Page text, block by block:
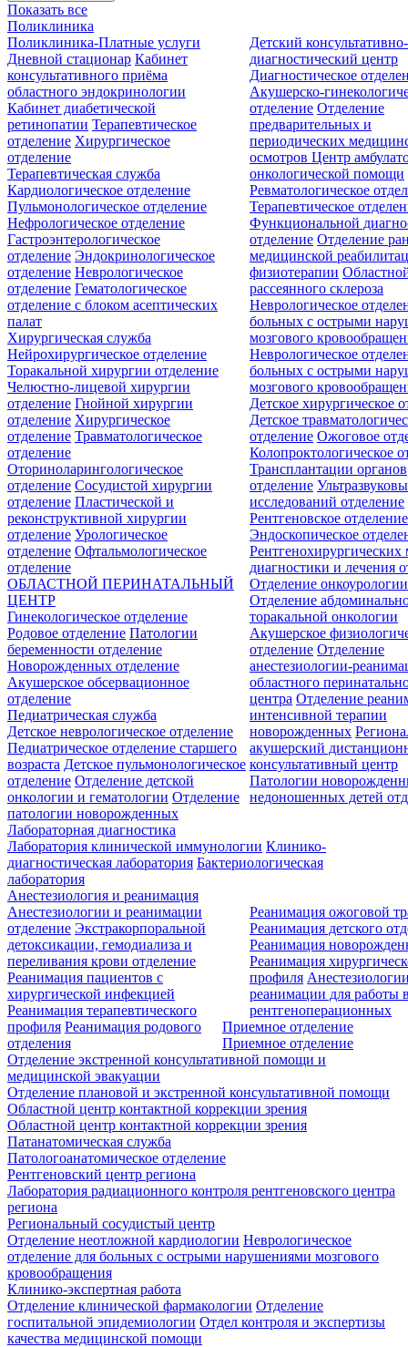
Показать все
Поликлиника
Поликлиника-Платные услуги
Дневной стационар Кабинет
консультативного приёма
областного эндокринологии
Кабинет диабетической
ретинопатии Терапевтическое
отделение Хирургическое
отделение
Детский консультативно-
диагностический центр
Диагностическое
Акушерско-
отделение Отделение
предварительных и
периодических
осмотровЦентр
онкологической помощи
Терапевтическая служба
Кардиологическое отделение
Пульмонологическое отделение
Нефрологическое отделение
Гастроэнтерологическое
отделение Эндокринологическое
отделение Неврологическое
отделение Гематологическое
отделение c блоком асептических
палат
Ревматологическое
Терапевтическое
Функциональной
отделение Отделение
медицинской
физиотерапии
рассеянного склероза
Неврологическое
больных с острыми
мозгового
Неврологическое
больных с острыми
мозгового
Хирургическая служба
Нейрохирургическое отделение
Торакальной хирургии отделение
Челюстно-лицевой хирургии
отделение Гнойной хирургии
отделение Хирургическое
отделение Травматологическое
отделение
Оториноларингологическое
отделение Сосудистой хирургии
отделение Пластической и
реконструктивной хирургии
отделение Урологическое
отделение Офтальмологическое
отделение
Детское хирургическое
Детское
отделение Ожоговое
Колопроктологическое
Трансплантации органов
отделение
исследований отделение
Рентгеновское отделение
Эндоскопическое
Рентгенохирургических
диагностики и лечения
Отделение онкоурологии
Отделение
торакальной онкологии
ОБЛАСТНОЙ ПЕРИНАТАЛЬНЫЙ
ЦЕНТР
Гинекологическое отделение
Родовое отделение Патологии
беременности отделение
Новорожденных отделение
Акушерское обсервационное
отделение
Акушерское
отделение Отделение
анестезиологии-
областного
центра Отделение
интенсивной терапии
новорожденных
акушерский
консультативный центр
Патологии
недоношенных детей
Педиатрическая служба
Детское неврологическое отделение
Педиатрическое отделение старшего
возраста Детское пульмонологическое
отделение Отделение детской
онкологии и гематологии Отделение
патологии новорожденных
Лабораторная диагностика
Лаборатория клинической иммунологии Клинико-
диагностическая лаборатория Бактериологическая
лаборатория
Анестезиология и реанимация
Анестезиологии и реанимации
отделение Экстракорпоральной
детоксикации, гемодиализа и
переливания крови отделение
Реанимация пациентов с
хирургической инфекцией
Реанимация терапевтического
профиля Реанимация родового
отделения
Реанимация ожоговой
Реанимация детского
Реанимация
Реанимация
профиля
реанимации для работы
рентгеноперационных
Приемное отделение
Приемное отделение
Отделение экстренной консультативной помощи и
медицинской эвакуации
Отделение плановой и экстренной консультативной помощи
Областной центр контактной коррекции зрения
Областной центр контактной коррекции зрения
Патанатомическая служба
Патологоанатомическое отделение
Рентгеновский центр региона
Лаборатория радиационного контроля рентгеновского центра
региона
Региональный сосудистый центр
Отделение неотложной кардиологии Неврологическое
отделение для больных с острыми нарушениями мозгового
кровообращения
Клинико-экспертная работа
Отделение клинической фармакологии Отделение
госпитальной эпидемиологии Отдел контроля и экспертизы
качества медицинской помощи